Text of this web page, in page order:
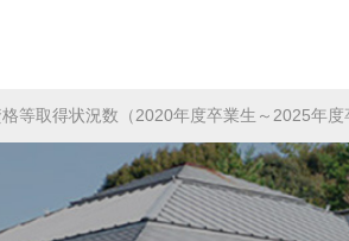
等取得状況数（2020年度卒業生～2025年度